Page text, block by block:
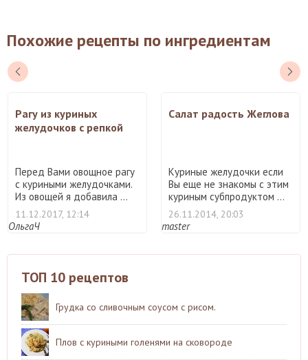
Похожие рецепты по ингредиентам
Рагу из куриных
желудочков с репкой
Перед Вами овощное рагу
с куриными желудочками.
Из овощей я добавила ...
11.12.2017, 12:14
ОльгаЧ
Салат радость Жеглова
Куриные желудочки если
Вы еще не знакомы с этим
куриным субпродуктом ...
26.11.2014, 20:03
master
ТОП 10 рецептов
Грудка со сливочным соусом с рисом.
Плов с куриными голенями на сковороде